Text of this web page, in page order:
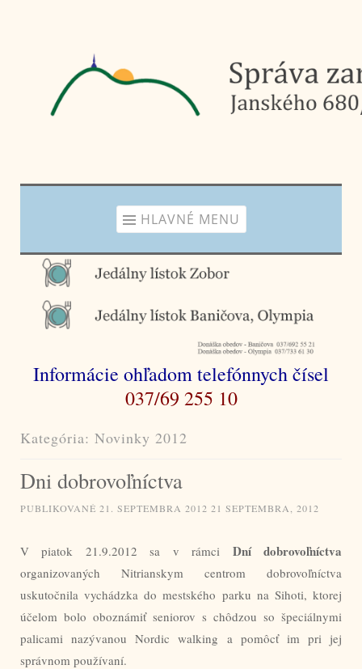
HLAVNÉ MENU
Informácie ohľadom telefónnych čísel
037/69 255 10
Kategória: Novinky 2012
Dni dobrovoľníctva
PUBLIKOVANÉ 21. SEPTEMBRA 2012 21 SEPTEMBRA, 2012
V piatok 21.9.2012 sa v rámci Dní dobrovoľníctva
organizovaných Nitrianskym centrom dobrovoľníctva
uskutočnila vychádzka do mestského parku na Sihoti, ktorej
účelom bolo oboznámiť seniorov s chôdzou so špeciálnymi
palicami nazývanou Nordic walking a pomôcť im pri jej
správnom používaní.